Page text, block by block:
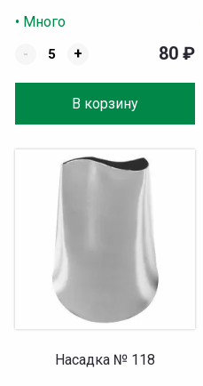
• Много
-
+
В корзину
80 ₽
Насадка № 118